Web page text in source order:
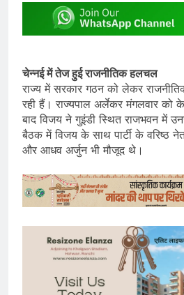
चेन्नई में तेज हुई राजनीतिक हलचल
राज्य में सरकार गठन को लेकर
रही हैं। राज्यपाल अर्लेकर मंगलवार
बाद विजय ने गुइंडी स्थित राजभवन में
बैठक में विजय के साथ पार्टी के वरिष्ठ
और आधव अर्जुन भी मौजूद थे।